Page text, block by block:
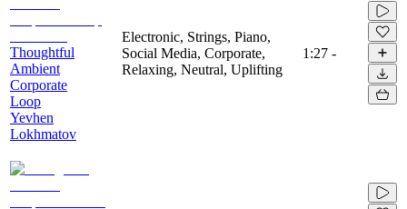
Thoughtful
Ambient
Corporate
Loop
Yevhen
Lokhmatov
Electronic, Strings, Piano,
Social Media, Corporate,
Relaxing, Neutral, Uplifting
1:27 -